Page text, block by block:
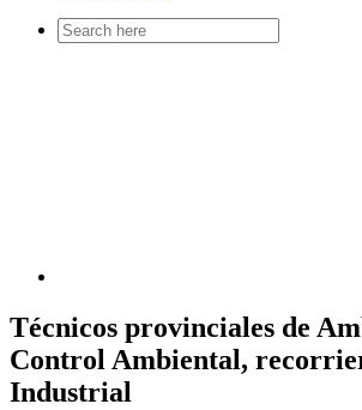
Search
for:
Técnicos provinciales de
Control Ambiental,
Industrial